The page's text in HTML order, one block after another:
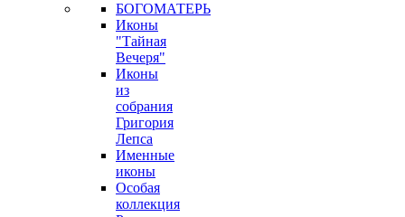
БОГОМАТЕРЬ
Иконы
"Тайная
Вечеря"
Иконы
из
собрания
Григория
Лепса
Именные
иконы
Особая
коллекция